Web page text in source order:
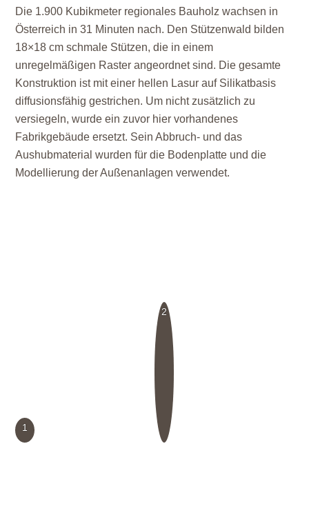
Die 1.900 Kubikmeter regionales Bauholz wachsen in
Österreich in 31 Minuten nach. Den Stützenwald bilden
18×18 cm schmale Stützen, die in einem
unregelmäßigen Raster angeordnet sind. Die gesamte
Konstruktion ist mit einer hellen Lasur auf Silikatbasis
diffusionsfähig gestrichen. Um nicht zusätzlich zu
versiegeln, wurde ein zuvor hier vorhandenes
Fabrikgebäude ersetzt. Sein Abbruch- und das
Aushubmaterial wurden für die Bodenplatte und die
Modellierung der Außenanlagen verwendet.
1
2